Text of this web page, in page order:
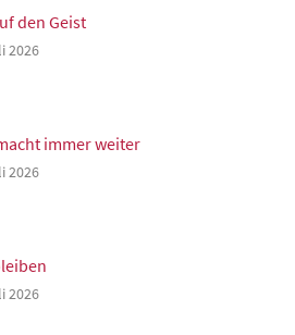
den Geist
2026
immer weiter
2026
2026